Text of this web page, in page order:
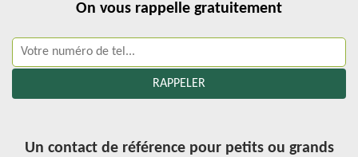
On vous rappelle gratuitement
Un contact de référence pour petits ou grands